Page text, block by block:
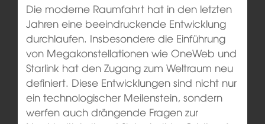
Die moderne Raumfahrt hat in den letzten
Jahren eine beeindruckende Entwicklung
durchlaufen. Insbesondere die Einführung
von Megakonstellationen wie OneWeb und
Starlink hat den Zugang zum Weltraum neu
definiert. Diese Entwicklungen sind nicht nur
ein technologischer Meilenstein, sondern
werfen auch drängende Fragen zur